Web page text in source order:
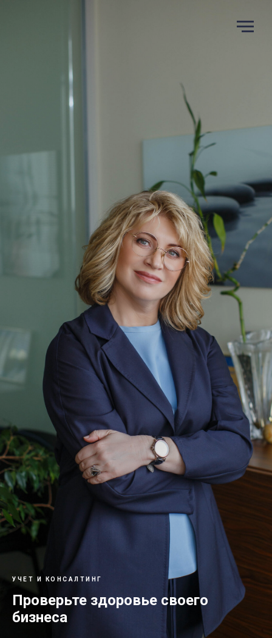
УЧЕТ И КОНСАЛТИНГ
Проверьте здоровье своего
бизнеса